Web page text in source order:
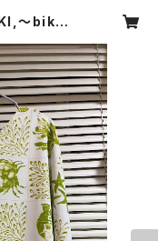
〜bikin